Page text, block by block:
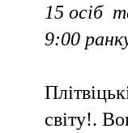
15 осіб
9:00
світу!.